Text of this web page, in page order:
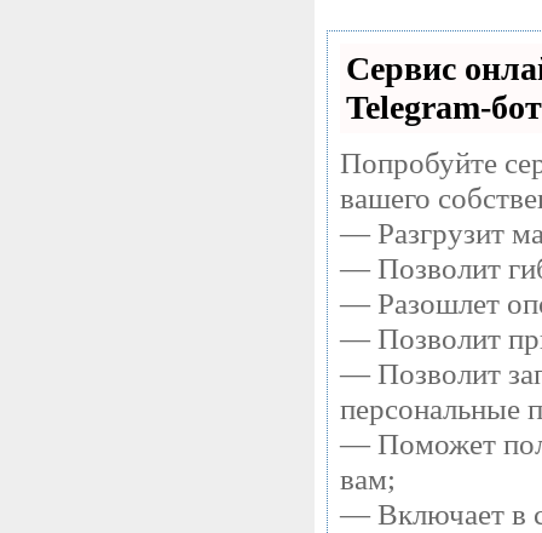
Сервис
Telegram-
Попробуйте
вашего
— Разгрузит
— Позволит
— Разошлет
— Позволит
— Позволит
персональные
— Поможет
вам;
— Включает в